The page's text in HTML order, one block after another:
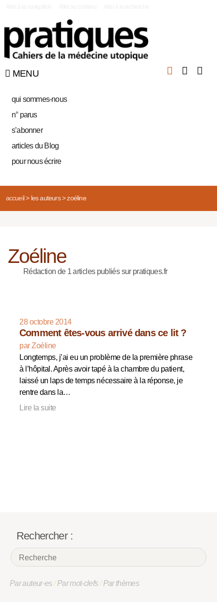
MENU
qui sommes-nous
n° parus
s’abonner
articles du Blog
pour nous écrire
accueil> les auteurs> zoéline
Zoéline
Rédaction de 1 articles publiés sur pratiques.fr
28 octobre 2014
Comment êtes-vous arrivé dans ce lit ?
par Zoéline
Longtemps, j’ai eu un problème de la première phrase
à l’hôpital. Après avoir tapé à la chambre du patient,
laissé un laps de temps nécessaire à la réponse, je
rentre dans la…
Lire la suite
Rechercher :
Par auteur·es/Par mot-clefs/Par thèmes